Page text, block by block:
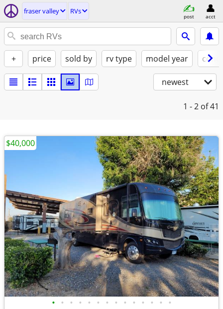
fraser valley RVs
post acct
+ price sold by rv type model year
newest
1 - 2 of 41
• • • • • • • • • • • • • •
$40,000